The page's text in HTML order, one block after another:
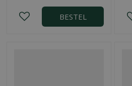
BESTEL